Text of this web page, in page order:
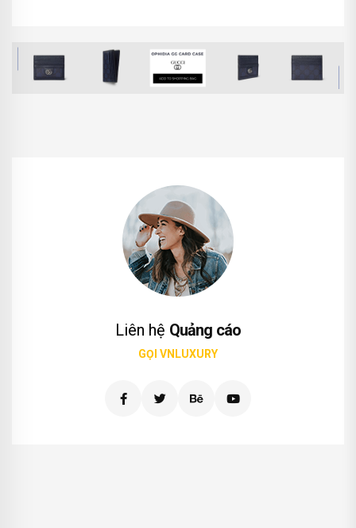
Liên hệ Quảng cáo
GỌI VNLUXURY